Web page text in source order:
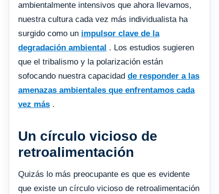
ambientalmente intensivos que ahora llevamos,
nuestra cultura cada vez más individualista ha
surgido como un impulsor clave de la
degradación ambiental . Los estudios sugieren
que el tribalismo y la polarización están
sofocando nuestra capacidad de responder a las
amenazas ambientales que enfrentamos cada
vez más .
Un círculo vicioso de
retroalimentación
Quizás lo más preocupante es que es evidente
que existe un círculo vicioso de retroalimentación